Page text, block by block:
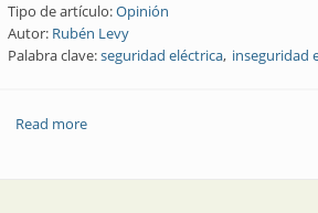
Tipo de artículo:Opinión
Autor: Rubén Levy
Palabra clave:seguridad eléctrica inseguridad
Read moreabout Opinión | A la inseguridad